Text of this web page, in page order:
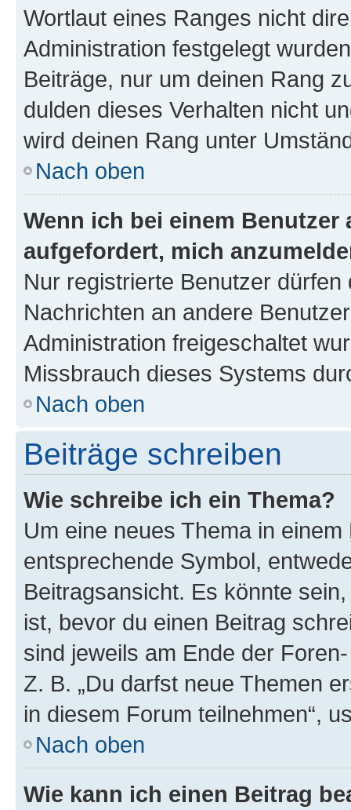
Wortlaut eines Ranges nicht
Administration festgelegt
Beiträge, nur um deinen Rang
dulden dieses Verhalten nicht
wird deinen Rang unter
Nach oben
Wenn ich bei einem
aufgefordert, mich
Nur registrierte Benutzer
Nachrichten an andere
Administration freigeschaltet
Missbrauch dieses Systems
Nach oben
Beiträge schreiben
Wie schreibe ich ein Thema?
Um eine neues Thema in
entsprechende Symbol,
Beitragsansicht. Es könnte
ist, bevor du einen Beitrag
sind jeweils am Ende der
Z. B. „Du darfst neue Themen
in diesem Forum teilnehmen“,
Nach oben
Wie kann ich einen Beitrag